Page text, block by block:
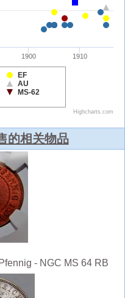
的相关物品
- NGC MS 64 RB